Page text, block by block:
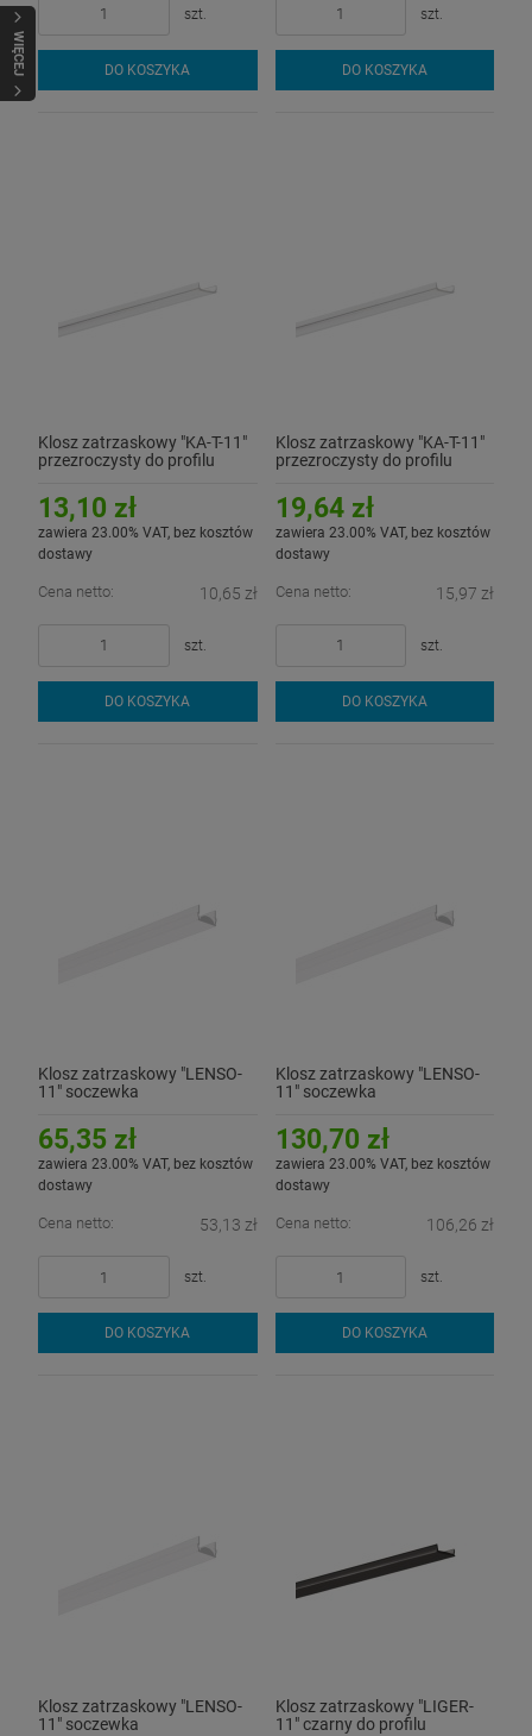
WIĘCEJ
szt.
DO KOSZYKA
szt.
DO KOSZYKA
Klosz zatrzaskowy "KA-T-11"
przezroczysty do profilu
13,10 zł
zawiera 23.00% VAT, bez kosztów
dostawy
Cena netto: 10,65 zł
szt.
DO KOSZYKA
Klosz zatrzaskowy "KA-T-11"
przezroczysty do profilu
19,64 zł
zawiera 23.00% VAT, bez kosztów
dostawy
Cena netto: 15,97 zł
szt.
DO KOSZYKA
Klosz zatrzaskowy "LENSO-
11" soczewka
aluminiowego LED - 1mb
65,35 zł
zawiera 23.00% VAT, bez kosztów
dostawy
Cena netto: 53,13 zł
szt.
DO KOSZYKA
Klosz zatrzaskowy "LENSO-
11" soczewka
aluminiowego LED - 2mb
130,70 zł
zawiera 23.00% VAT, bez kosztów
dostawy
Cena netto: 106,26 zł
szt.
DO KOSZYKA
Klosz zatrzaskowy "LENSO-
11" soczewka
Klosz zatrzaskowy "LIGER-
11" czarny do profilu